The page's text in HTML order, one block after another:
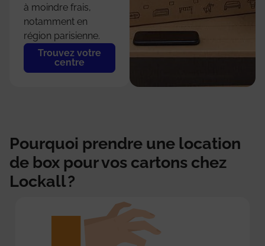
à moindre frais,
notamment en
région parisienne.
Trouvez votre
centre
Pourquoi prendre une location
de box pour vos cartons chez
Lockall ?